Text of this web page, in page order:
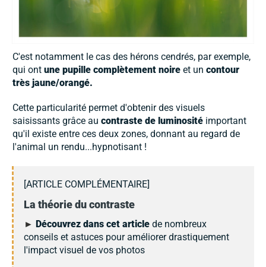
C'est notamment le cas des hérons cendrés, par exemple,
qui ont une pupille complètement noire et un contour
très jaune/orangé.
Cette particularité permet d'obtenir des visuels
saisissants grâce au contraste de luminosité important
qu'il existe entre ces deux zones, donnant au regard de
l'animal un rendu...hypnotisant !
[ARTICLE COMPLÉMENTAIRE]
La théorie du contraste
► Découvrez dans cet article de nombreux
conseils et astuces pour améliorer drastiquement
l'impact visuel de vos photos